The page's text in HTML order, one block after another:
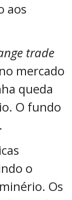
aos
trade
mercado
queda
O fundo
o
Os